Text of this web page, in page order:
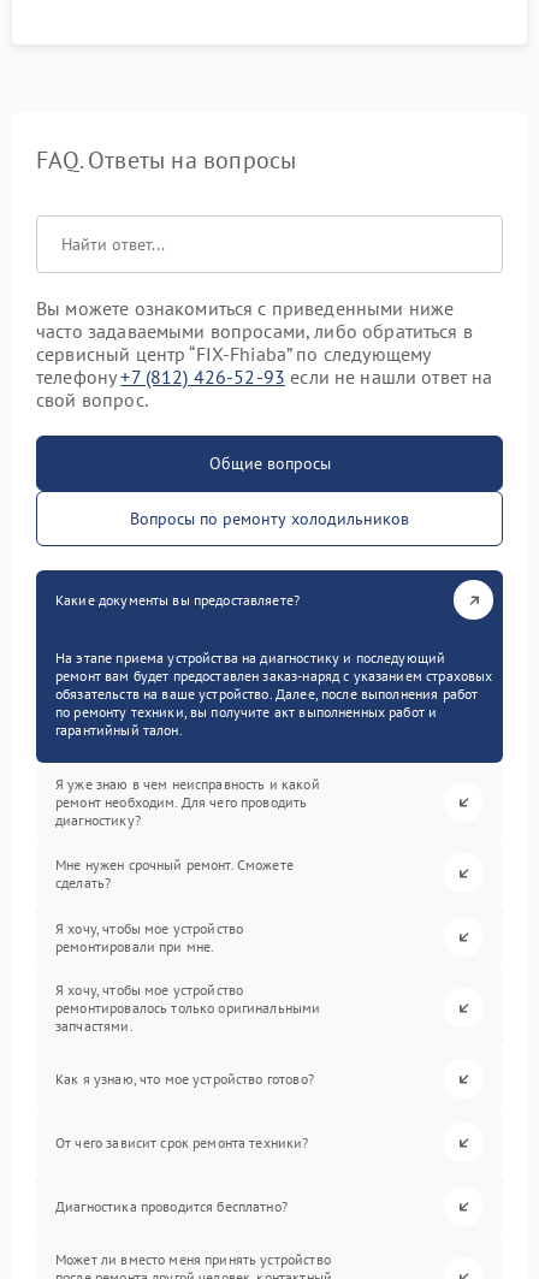
FAQ. Ответы на вопросы
Вы можете ознакомиться с приведенными ниже
часто задаваемыми вопросами, либо обратиться в
сервисный центр “FIX-Fhiaba” по следующему
телефону+7 (812) 426-52-93 если не нашли ответ на
свой вопрос.
Общие вопросы
Вопросы по ремонту холодильников
Какие документы вы предоставляете?
На этапе приема устройства на диагностику и последующий
ремонт вам будет предоставлен заказ-наряд с указанием страховых
обязательств на ваше устройство. Далее, после выполнения работ
по ремонту техники, вы получите акт выполненных работ и
гарантийный талон.
Я уже знаю в чем неисправность и какой
ремонт необходим. Для чего проводить
диагностику?
Мне нужен срочный ремонт. Сможете
сделать?
Я хочу, чтобы мое устройство
ремонтировали при мне.
Я хочу, чтобы мое устройство
ремонтировалось только оригинальными
запчастями.
Как я узнаю, что мое устройство готово?
От чего зависит срок ремонта техники?
Диагностика проводится бесплатно?
Может ли вместо меня принять устройство